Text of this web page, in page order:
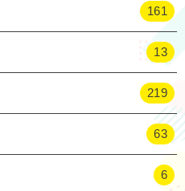
161
13
219
63
6